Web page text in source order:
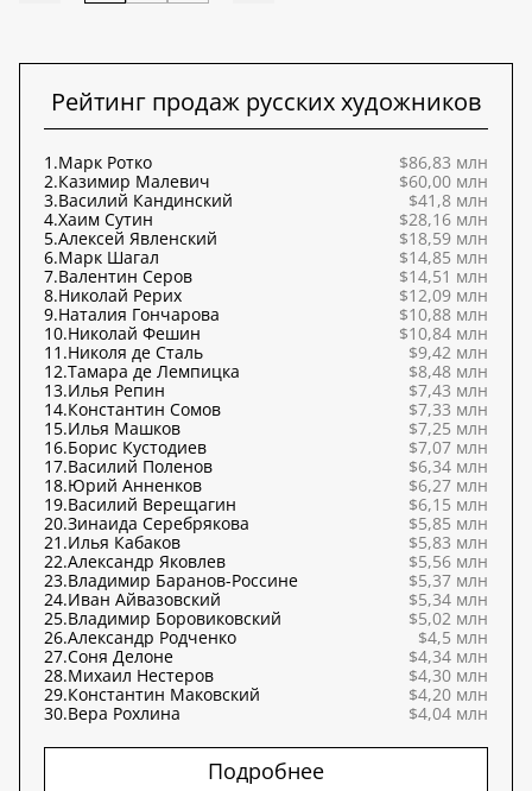
Рейтинг продаж русских художников
1.Марк Ротко
$86,83 млн
2.Казимир Малевич
$60,00 млн
3.Василий Кандинский
$41,8 млн
4.Хаим Сутин
$28,16 млн
5.Алексей Явленский
$18,59 млн
6.Марк Шагал
$14,85 млн
7.Валентин Серов
$14,51 млн
8.Николай Рерих
$12,09 млн
9.Наталия Гончарова
$10,88 млн
10.Николай Фешин
$10,84 млн
11.Николя де Сталь
$9,42 млн
12.Тамара де Лемпицка
$8,48 млн
13.Илья Репин
$7,43 млн
14.Константин Сомов
$7,33 млн
15.Илья Машков
$7,25 млн
16.Борис Кустодиев
$7,07 млн
17.Василий Поленов
$6,34 млн
18.Юрий Анненков
$6,27 млн
19.Василий Верещагин
$6,15 млн
20.Зинаида Серебрякова
$5,85 млн
21.Илья Кабаков
$5,83 млн
22.Александр Яковлев
$5,56 млн
23.Владимир Баранов-Россине
$5,37 млн
24.Иван Айвазовский
$5,34 млн
25.Владимир Боровиковский
$5,02 млн
26.Александр Родченко
$4,5 млн
27.Соня Делоне
$4,34 млн
28.Михаил Нестеров
$4,30 млн
29.Константин Маковский
$4,20 млн
30.Вера Рохлина $4,04 млн
Подробнее